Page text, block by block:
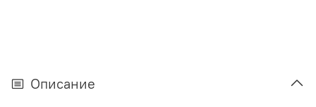
Описание